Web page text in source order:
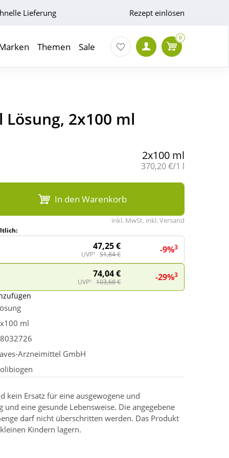
Lieferung Rezept einlösen
Themen Sale
0
2x100 ml
2x100 ml
Grundpreis:
370,20 €/1 l
In den Warenkorb
inkl. MwSt. inkl. Versand
47,25 €
UVP¹ 51,84 € -9%3
74,04 €
UVP¹ 103,68 € -29%3
ml
Arzneimittel GmbH
kein Ersatz für eine ausgewogene und
eine gesunde Lebensweise. Die angegebene
darf nicht überschritten werden. Das Produkt
Kindern lagern.